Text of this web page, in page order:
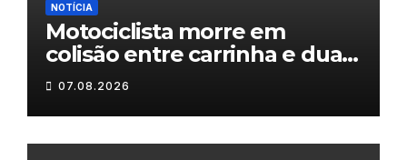
NOTÍCIA
Motociclista morre em
colisão entre carrinha e duas
motas em Chaves
07.08.2026